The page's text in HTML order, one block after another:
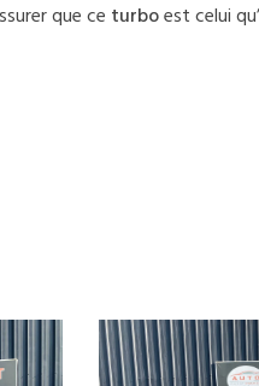
que ce turboest celui